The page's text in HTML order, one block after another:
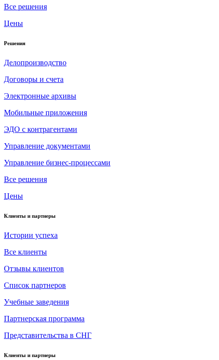
Все решения
Цены
Решения
Делопроизводство
Договоры и счета
Электронные архивы
Мобильные приложения
ЭДО с контрагентами
Управление документами
Управление бизнес-процессами
Все решения
Цены
Клиенты и партнеры
Истории успеха
Все клиенты
Отзывы клиентов
Список партнеров
Учебные заведения
Партнерская программа
Представительства в СНГ
Клиенты и партнеры